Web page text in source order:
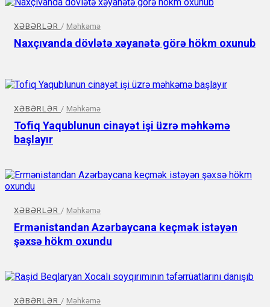
XƏBƏRLƏR / Məhkəmə
Naxçıvanda dövlətə xəyanətə görə hökm oxunub
XƏBƏRLƏR / Məhkəmə
Tofiq Yaqublunun cinayət işi üzrə məhkəmə
başlayır
XƏBƏRLƏR / Məhkəmə
Ermənistandan Azərbaycana keçmək istəyən
şəxsə hökm oxundu
XƏBƏRLƏR / Məhkəmə